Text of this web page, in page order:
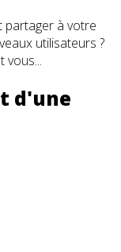
partager à votre
utilisateurs ?
vous...
d'une